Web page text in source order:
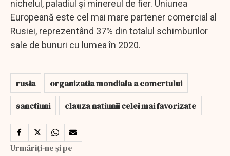
nichelul, paladiul și minereul de fier. Uniunea
Europeană este cel mai mare partener comercial al
Rusiei, reprezentând 37% din totalul schimburilor
sale de bunuri cu lumea în 2020.
rusia
organizatia mondiala a comertului
sanctiuni
clauza natiunii celei mai favorizate
Urmăriți-ne și pe